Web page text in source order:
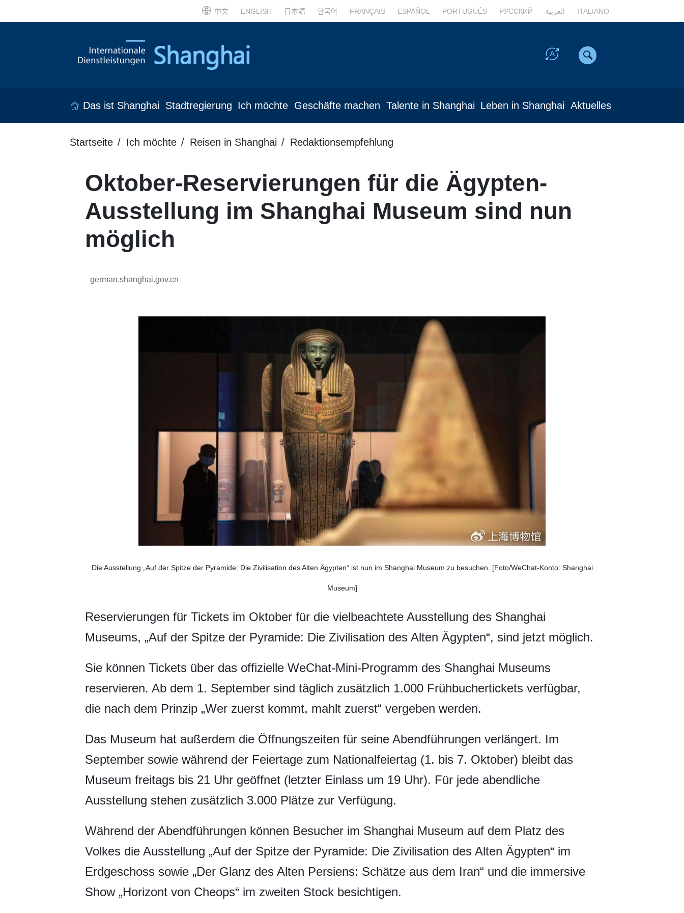
中文 ENGLISH 日本語 한국어 FRANÇAIS ESPAÑOL PORTUGUÊS РУССКИЙ العربية ITALIANO
Das ist Shanghai Stadtregierung Ich möchte Geschäfte machen Talente in Shanghai Leben in Shanghai Aktuelles
Startseite Ich möchte Reisen in Shanghai Redaktionsempfehlung
Oktober-Reservierungen für die Ägypten-
Ausstellung im Shanghai Museum sind nun
möglich
german.shanghai.gov.cn
Die Ausstellung „Auf der Spitze der Pyramide: Die Zivilisation des Alten Ägypten“ ist nun im Shanghai Museum zu besuchen. [Foto/WeChat-Konto: Shanghai
Museum]
Reservierungen für Tickets im Oktober für die vielbeachtete Ausstellung des Shanghai
Museums, „Auf der Spitze der Pyramide: Die Zivilisation des Alten Ägypten“, sind jetzt möglich.
Sie können Tickets über das offizielle WeChat-Mini-Programm des Shanghai Museums
reservieren. Ab dem 1. September sind täglich zusätzlich 1.000 Frühbuchertickets verfügbar,
die nach dem Prinzip „Wer zuerst kommt, mahlt zuerst“ vergeben werden.
Das Museum hat außerdem die Öffnungszeiten für seine Abendführungen verlängert. Im
September sowie während der Feiertage zum Nationalfeiertag (1. bis 7. Oktober) bleibt das
Museum freitags bis 21 Uhr geöffnet (letzter Einlass um 19 Uhr). Für jede abendliche
Ausstellung stehen zusätzlich 3.000 Plätze zur Verfügung.
Während der Abendführungen können Besucher im Shanghai Museum auf dem Platz des
Volkes die Ausstellung „Auf der Spitze der Pyramide: Die Zivilisation des Alten Ägypten“ im
Erdgeschoss sowie „Der Glanz des Alten Persiens: Schätze aus dem Iran“ und die immersive
Show „Horizont von Cheops“ im zweiten Stock besichtigen.